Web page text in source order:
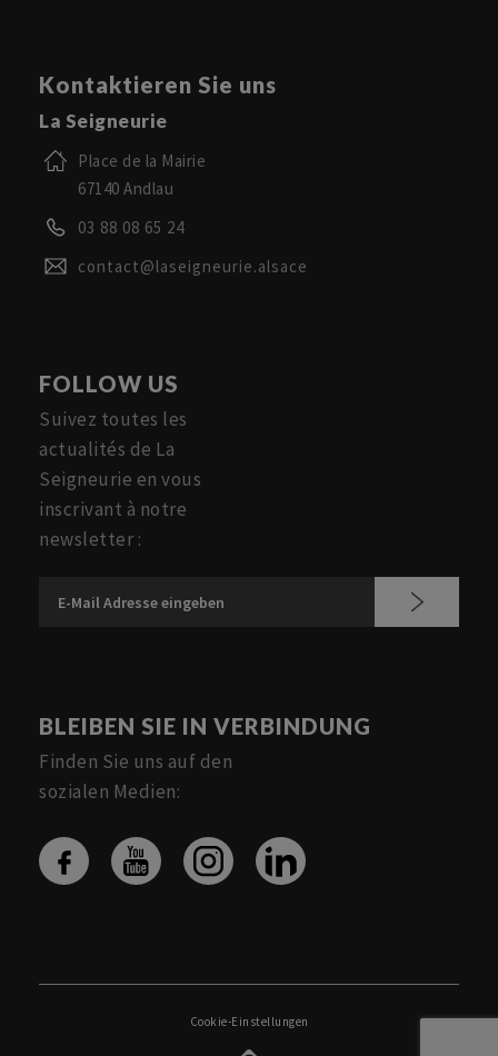
Kontaktieren Sie uns
La Seigneurie
Place de la Mairie
67140 Andlau
03 88 08 65 24
contact@laseigneurie.alsace
FOLLOW US
Suivez toutes les
actualités de La
Seigneurie en vous
inscrivant à notre
newsletter :
BLEIBEN SIE IN VERBINDUNG
Finden Sie uns auf den
sozialen Medien:
Cookie-Einstellungen